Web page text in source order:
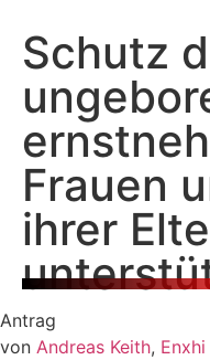
Schutz
Frauen
ihrer
Antrag
von Andreas Keith,